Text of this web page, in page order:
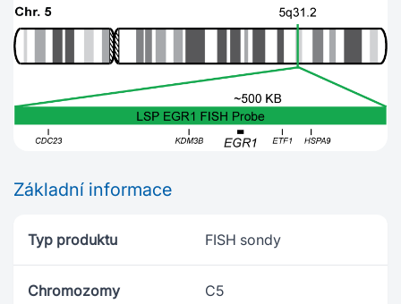
Základní informace
Typ produktu FISH sondy
Chromozomy C5